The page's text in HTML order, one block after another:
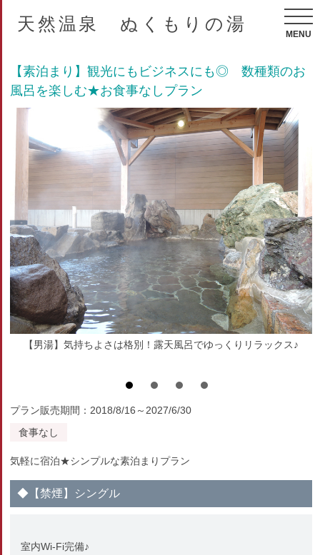
天然温泉 ぬくもりの湯
MENU
【素泊まり】観光にもビジネスにも◎ 数種類のお
風呂を楽しむ★お食事なしプラン
【男湯】気持ちよさは格別！露天風呂でゆっくりリラックス♪
プラン販売期間：2018/8/16～2027/6/30
食事なし
気軽に宿泊★シンプルな素泊まりプラン
◆【禁煙】シングル
室内Wi-Fi完備♪